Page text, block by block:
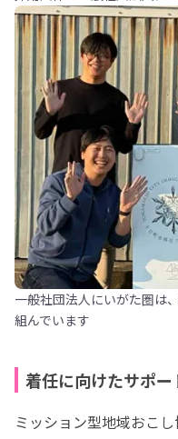
一般社団法人にいがた圏は
組んでいます
着任に向けたサポー
ミッション型地域おこ